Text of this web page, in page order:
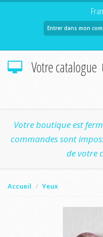
Entrer dans mon
Votre catalogue
Votre boutique est
commandes sont
de votre
Accueil Yeux